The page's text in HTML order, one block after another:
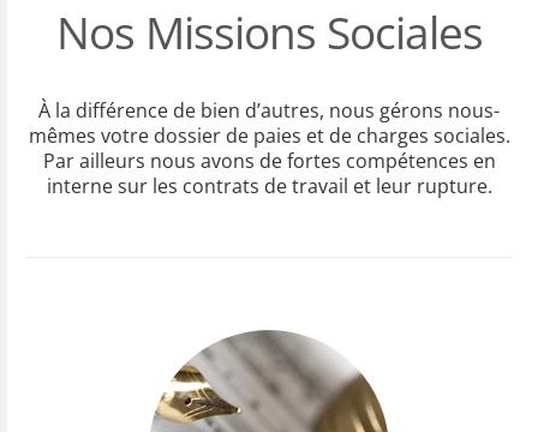
Nos Missions Sociales
À la différence de bien d’autres, nous gérons nous-
mêmes votre dossier de paies et de charges sociales.
Par ailleurs nous avons de fortes compétences en
interne sur les contrats de travail et leur rupture.